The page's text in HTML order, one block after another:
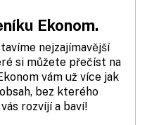
Ekonom.
nejzajímavější
si můžete přečíst na
vám už více jak
bez kterého
rozvíjí a baví!